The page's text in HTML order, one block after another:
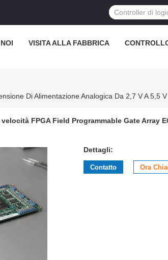
VISITA ALLA FABBRICA
Di Alimentazione Analogica Da 2,7 V A 5,5 V
FPGA Field Programmable Gate Array
Dettagli:
Contatto Ora